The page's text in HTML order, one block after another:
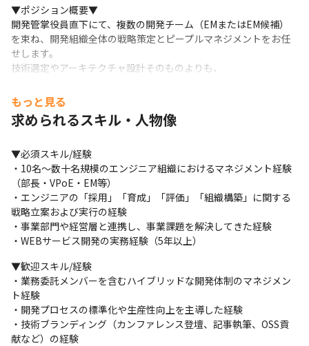
▼ポジション概要▼
開発管掌役員直下にて、複数の開発チーム（EMまたはEM候補）
を束ね、開発組織全体の戦略策定とピープルマネジメントをお任
せします。
技術選定やアーキテクチャ設計そのものよりも、
に最優先で取り組んでいただくポジションです。
▼具体的な仕事内容▼
メンバー）を束ね、開発組織全体の戦略策定とピープルマネジメ
ントをお任せします。
※業務ウェイトの目安：
・組織戦略（採用・育成・評価制度）：40%
・EMのマネジメント・育成：30%
・経営・事業部門との連携：20%
・開発プロセス・品質管理：10%
▼具体的な仕事内容▼
■エンジニア組織戦略の策定・実行
・エンジニアの採用戦略の立案と実行（年間採用計画、採用チャ
ネル開拓、技術ブランディング含む）
・育成戦略の策定（キャリアパス設計、1on1の仕組み化、研修プ
ランの導入）
もっと見る
求められるスキル・人物像
▼必須スキル/経験
・10名〜数十名規模のエンジニア組織におけるマネジメント経験
（部長・VPoE・EM等）
・エンジニアの「採用」「育成」「評価」「組織構築」に関する
戦略立案および実行の経験
・事業部門や経営層と連携し、事業課題を解決してきた経験
・WEBサービス開発の実務経験（5年以上）
▼歓迎スキル/経験
・業務委託メンバーを含むハイブリッドな開発体制のマネジメン
ト経験
・開発プロセスの標準化や生産性向上を主導した経験
・技術ブランディング（カンファレンス登壇、記事執筆、OSS貢
献など）の経験